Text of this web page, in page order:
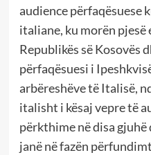
audience përfaqësuese
italiane, ku morën pjesë
Republikës së Kosovës
përfaqësuesi i
arbëreshëve të Italisë,
italisht i kësaj vepre të
përkthime në disa
janë në fazën